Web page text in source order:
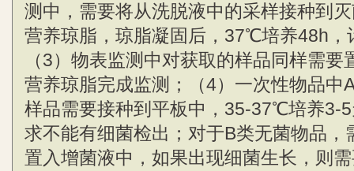
测中，需要将从洗脱液中的采样接种到
营养琼脂，琼脂凝固后，37℃培养48h，
（3）物表监测中对获取的样品同样需
营养琼脂完成监测；（4）一次性物品中
样品需要接种到平板中，35-37℃培养3-
求不能有细菌检出；对于B类无菌物品，
置入增菌液中，如果出现细菌生长，则